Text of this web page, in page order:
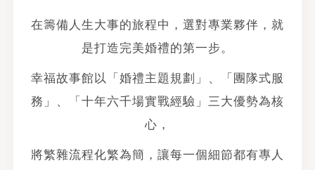
在籌備人生大事的旅程中，選對專業夥伴，就
是打造完美婚禮的第一步。
幸福故事館以「婚禮主題規劃」、「團隊式服
務」、「十年六千場實戰經驗」三大優勢為核
心，
將繁雜流程化繁為簡，讓每一個細節都有專人